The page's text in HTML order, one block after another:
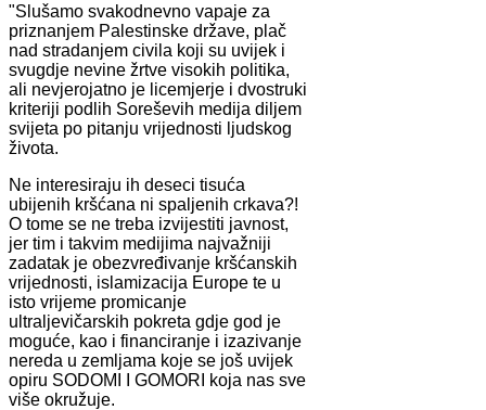
"Slušamo svakodnevno vapaje za
priznanjem Palestinske države, plač
nad stradanjem civila koji su uvijek i
svugdje nevine žrtve visokih politika,
ali nevjerojatno je licemjerje i dvostruki
kriteriji podlih Soreševih medija diljem
svijeta po pitanju vrijednosti ljudskog
života.
Ne interesiraju ih deseci tisuća
ubijenih kršćana ni spaljenih crkava?!
O tome se ne treba izvijestiti javnost,
jer tim i takvim medijima najvažniji
zadatak je obezvređivanje kršćanskih
vrijednosti, islamizacija Europe te u
isto vrijeme promicanje
ultraljevičarskih pokreta gdje god je
moguće, kao i financiranje i izazivanje
nereda u zemljama koje se još uvijek
opiru SODOMI I GOMORI koja nas sve
više okružuje.